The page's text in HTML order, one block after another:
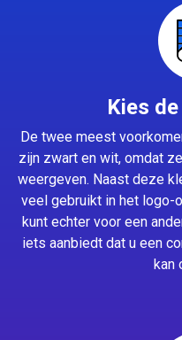
Kies
De twee meest
zijn zwart en wit, omdat
weergeven. Naast deze
veel gebruikt in het logo-
kunt echter voor een
iets aanbiedt dat u een
kan